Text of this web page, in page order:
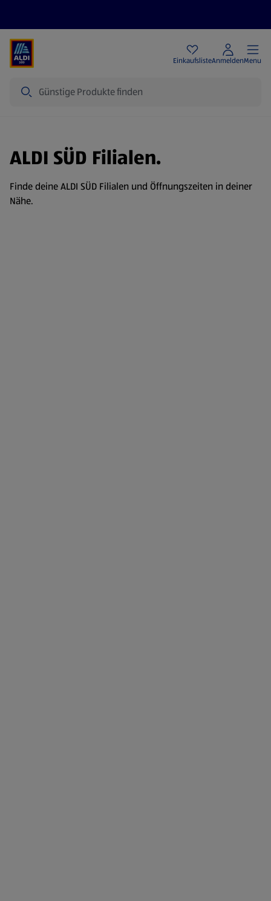
EinkaufslisteAnmeldenMenu
ALDI SÜD Filialen.
Finde deine ALDI SÜD Filialen und Öffnungszeiten in deiner
Nähe.